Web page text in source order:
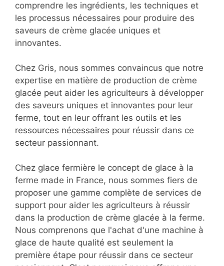
comprendre les ingrédients, les techniques et
les processus nécessaires pour produire des
saveurs de crème glacée uniques et
innovantes.
Chez Gris, nous sommes convaincus que notre
expertise en matière de production de crème
glacée peut aider les agriculteurs à développer
des saveurs uniques et innovantes pour leur
ferme, tout en leur offrant les outils et les
ressources nécessaires pour réussir dans ce
secteur passionnant.
Chez glace fermière le concept de glace à la
ferme made in France, nous sommes fiers de
proposer une gamme complète de services de
support pour aider les agriculteurs à réussir
dans la production de crème glacée à la ferme.
Nous comprenons que l'achat d'une machine à
glace de haute qualité est seulement la
première étape pour réussir dans ce secteur